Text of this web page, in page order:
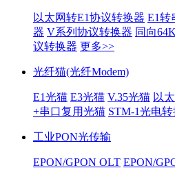
以太网转E1协议转换器 E1转
器 V系列协议转换器 同向
议转换器 更多>>
光纤猫(光纤Modem)
E1光猫 E3光猫 V.35光猫 以
+串口复用光猫 STM-1光电
工业PON光传输
EPON/GPON OLT EPON/